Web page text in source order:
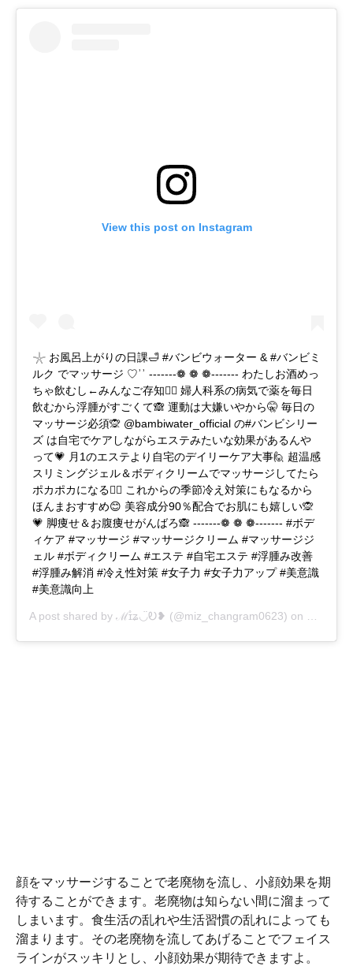
View this post on Instagram
𓇼 お風呂上がりの日課🛁 #バンビウォーター & #バンビミ
ルク でマッサージ ♡︎ʾʾ -------❁ ❁ ❁ ------- わたしお酒めっ
ちゃ飲むし←みんなご存知💁‍♀️ 婦人科系の病気で薬を毎日
飲むから浮腫がすごくて🙈 運動は大嫌いやから🤫 毎日の
マッサージ必須🙊 @bambiwater_official の#バンビシリー
ズ は自宅でケアしながらエステみたいな効果があるんや
って💗 月1のエステより自宅のデイリーケア大事🙋 超温感
スリミングジェル＆ボディクリームでマッサージしてたら
ポカポカになる🙆‍♀️ これからの季節冷え対策にもなるから
ほんまおすすめ😊 美容成分90％配合でお肌にも嬉しい🙊
💗 脚痩せ＆お腹痩せがんばろ🙈 -------❁ ❁ ❁ ------- #ボデ
ィケア #マッサージ #マッサージクリーム #マッサージジ
ェル #ボディクリーム #エステ #自宅エステ #浮腫み改善
#浮腫み解消 #冷え性対策 #女子力 #女子力アップ #美意識
#美意識向上
A post shared by ℳɪ̊ʑ◡̈Ꭷ❥ (@miz_changram0623) on Oct 30,
顔をマッサージすることで老廃物を流し、小顔効果を期
待することができます。老廃物は知らない間に溜まって
しまいます。食生活の乱れや生活習慣の乱れによっても
溜まります。その老廃物を流してあげることでフェイス
ラインがスッキリとし、小顔効果が期待できますよ。